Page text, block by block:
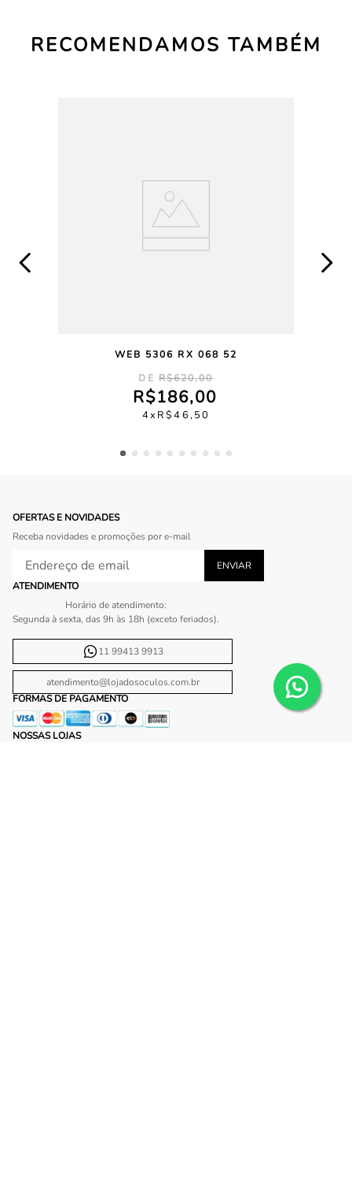
RECOMENDAMOS TAMBÉM
WEB 5306 RX 068 52
R$620,00
R$186,00
4 R$46,50
OFERTAS E NOVIDADES
Receba novidades e promoções por e-mail
ATENDIMENTO
Horário de atendimento:
Segunda à sexta, das 9h às 18h (exceto feriados).
11 99413 9913
atendimento@lojadosoculos.com.br
FORMAS DE PAGAMENTO
NOSSAS LOJAS